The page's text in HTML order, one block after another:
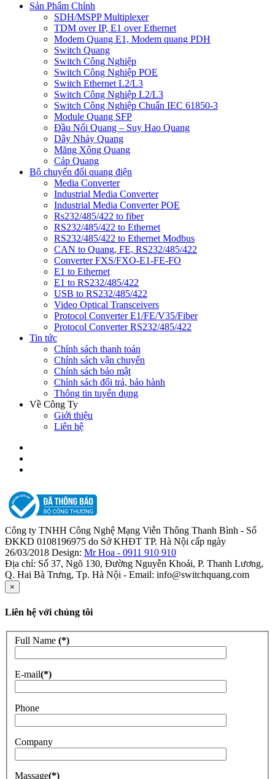
Sản Phẩm Chính
SDH/MSPP Multiplexer
TDM over IP, E1 over Ethernet
Modem Quang E1, Modem quang PDH
Switch Quang
Switch Công Nghiệp
Switch Công Nghiệp POE
Switch Ethernet L2/L3
Switch Công Nghiệp L2/L3
Switch Công Nghiệp Chuẩn IEC 61850-3
Module Quang SFP
Đầu Nối Quang – Suy Hao Quang
Dây Nhảy Quang
Măng Xông Quang
Cáp Quang
Bộ chuyển đổi quang điện
Media Converter
Industrial Media Converter
Industrial Media Converter POE
Rs232/485/422 to fiber
RS232/485/422 to Ethernet
RS232/485/422 to Ethernet Modbus
CAN to Quang, FE, RS232/485/422
Converter FXS/FXO-E1-FE-FO
E1 to Ethernet
E1 to RS232/485/422
USB to RS232/485/422
Video Optical Transceivers
Protocol Converter E1/FE/V35/Fiber
Protocol Converter RS232/485/422
Tin tức
Chính sách thanh toán
Chính sách vận chuyển
Chính sách bảo mật
Chính sách đổi trả, bảo hành
Thông tin tuyển dụng
Về Công Ty
Giới thiệu
Liên hệ
Công ty TNHH Công Nghệ Mạng Viễn Thông Thanh Bình - Số
ĐKKD 0108196975 do Sở KHĐT TP. Hà Nội cấp ngày
26/03/2018 Design: Mr Hoa - 0911 910 910
Địa chỉ: Số 37, Ngõ 130, Đường Nguyễn Khoái, P. Thanh Lương,
Q. Hai Bà Trưng, Tp. Hà Nội - Email: info@switchquang.com
×
Liên hệ với chúng tôi
Full Name (*)
E-mail(*)
Phone
Company
Massage(*)